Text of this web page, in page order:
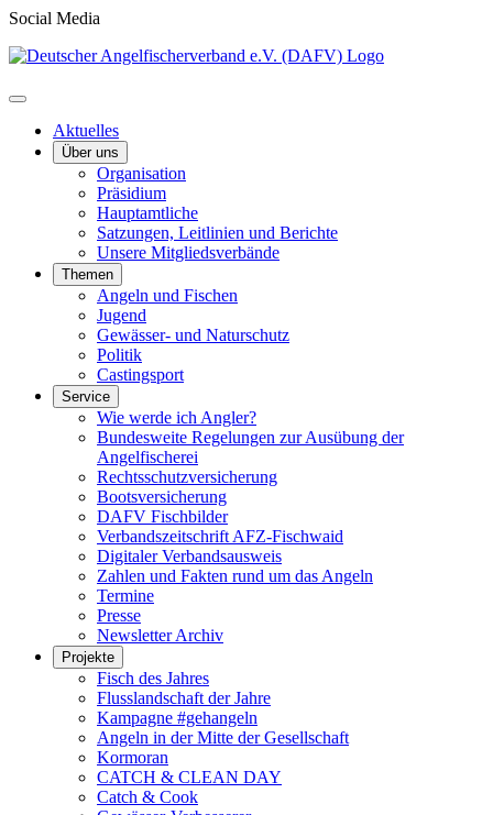
Social Media
Aktuelles
Über uns
Organisation
Präsidium
Hauptamtliche
Satzungen, Leitlinien und Berichte
Unsere Mitgliedsverbände
Themen
Angeln und Fischen
Jugend
Gewässer- und Naturschutz
Politik
Castingsport
Service
Wie werde ich Angler?
Bundesweite Regelungen zur Ausübung der
Angelfischerei
Rechtsschutzversicherung
Bootsversicherung
DAFV Fischbilder
Verbandszeitschrift AFZ-Fischwaid
Digitaler Verbandsausweis
Zahlen und Fakten rund um das Angeln
Termine
Presse
Newsletter Archiv
Projekte
Fisch des Jahres
Flusslandschaft der Jahre
Kampagne #gehangeln
Angeln in der Mitte der Gesellschaft
Kormoran
CATCH & CLEAN DAY
Catch & Cook